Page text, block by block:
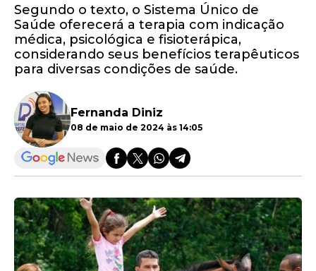
Segundo o texto, o Sistema Único de
Saúde oferecerá a terapia com indicação
médica, psicológica e fisioterápica,
considerando seus benefícios terapêuticos
para diversas condições de saúde.
Fernanda Diniz
08 de maio de 2024 às 14:05